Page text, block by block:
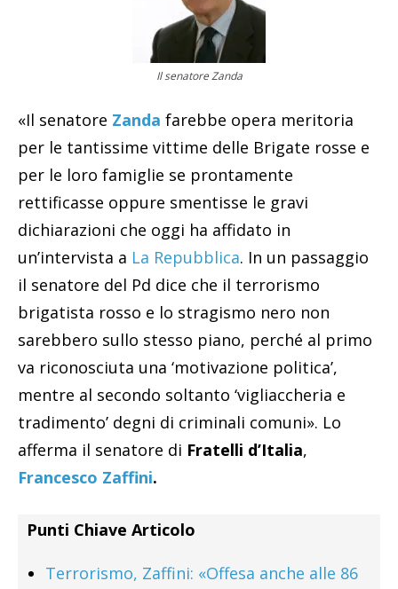
Il senatore Zanda
«Il senatore Zanda farebbe opera meritoria
per le tantissime vittime delle Brigate rosse e
per le loro famiglie se prontamente
rettificasse oppure smentisse le gravi
dichiarazioni che oggi ha affidato in
un’intervista a La Repubblica. In un passaggio
il senatore del Pd dice che il terrorismo
brigatista rosso e lo stragismo nero non
sarebbero sullo stesso piano, perché al primo
va riconosciuta una ‘motivazione politica’,
mentre al secondo soltanto ‘vigliaccheria e
tradimento’ degni di criminali comuni». Lo
afferma il senatore di Fratelli d’Italia,
Francesco Zaffini.
Punti Chiave Articolo
Terrorismo, Zaffini: «Offesa anche alle 86